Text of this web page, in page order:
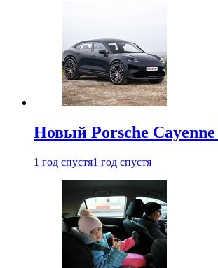
Новый Porsche
1 год спустя1 год спустя